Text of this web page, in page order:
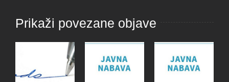
Prikaži povezane objave